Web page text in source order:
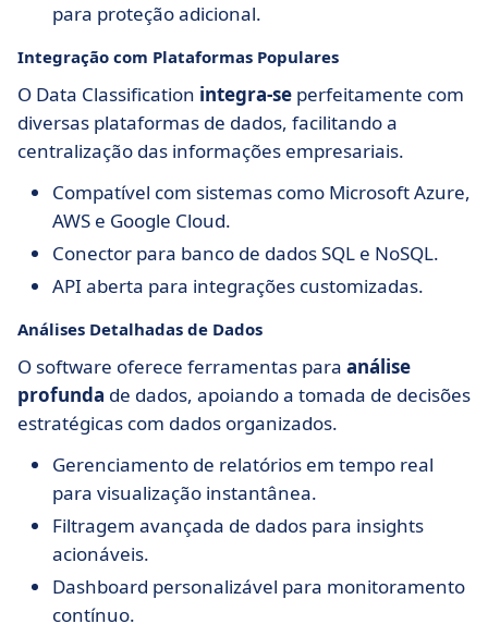
para proteção adicional.
Integração com Plataformas Populares
O Data Classification integra-se perfeitamente com
diversas plataformas de dados, facilitando a
centralização das informações empresariais.
Compatível com sistemas como Microsoft Azure,
AWS e Google Cloud.
Conector para banco de dados SQL e NoSQL.
API aberta para integrações customizadas.
Análises Detalhadas de Dados
O software oferece ferramentas para análise
profunda de dados, apoiando a tomada de decisões
estratégicas com dados organizados.
Gerenciamento de relatórios em tempo real
para visualização instantânea.
Filtragem avançada de dados para insights
acionáveis.
Dashboard personalizável para monitoramento
contínuo.